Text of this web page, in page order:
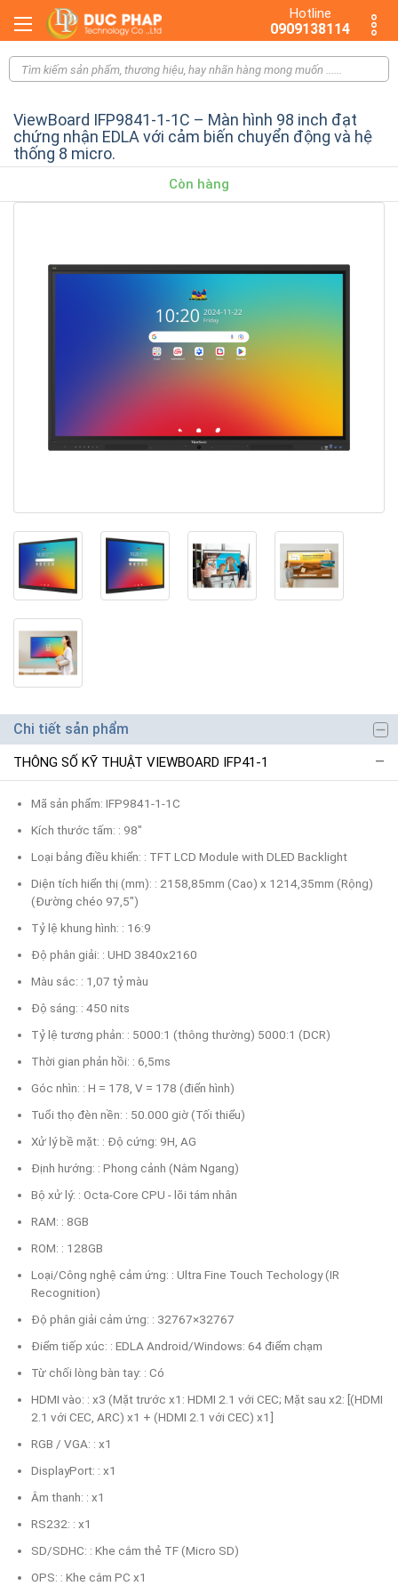
Hotline
0909138114
ViewBoard IFP9841-1-1C – Màn hình 98 inch đạt
chứng nhận EDLA với cảm biến chuyển động và hệ
thống 8 micro.
Còn hàng
Chi tiết sản phẩm
THÔNG SỐ KỸ THUẬT VIEWBOARD IFP41-1
Mã sản phẩm: IFP9841-1-1C
Kích thước tấm: : 98"
Loại bảng điều khiển: : TFT LCD Module with DLED Backlight
Diện tích hiển thị (mm): : 2158,85mm (Cao) x 1214,35mm (Rộng)
(Đường chéo 97,5")
Tỷ lệ khung hình: : 16:9
Độ phân giải: : UHD 3840x2160
Màu sắc: : 1,07 tỷ màu
Độ sáng: : 450 nits
Tỷ lệ tương phản: : 5000:1 (thông thường) 5000:1 (DCR)
Thời gian phản hồi: : 6,5ms
Góc nhìn: : H = 178, V = 178 (điển hình)
Tuổi thọ đèn nền: : 50.000 giờ (Tối thiểu)
Xử lý bề mặt: : Độ cứng: 9H, AG
Định hướng: : Phong cảnh (Nằm Ngang)
Bộ xử lý: : Octa-Core CPU - lõi tám nhân
RAM: : 8GB
ROM: : 128GB
Loại/Công nghệ cảm ứng: : Ultra Fine Touch Techology (IR
Recognition)
Độ phân giải cảm ứng: : 32767×32767
Điểm tiếp xúc: : EDLA Android/Windows: 64 điểm chạm
Từ chối lòng bàn tay: : Có
HDMI vào: : x3 (Mặt trước x1: HDMI 2.1 với CEC; Mặt sau x2: [(HDMI
2.1 với CEC, ARC) x1 + (HDMI 2.1 với CEC) x1]
RGB / VGA: : x1
DisplayPort: : x1
Âm thanh: : x1
RS232: : x1
SD/SDHC: : Khe cắm thẻ TF (Micro SD)
OPS: : Khe cắm PC x1